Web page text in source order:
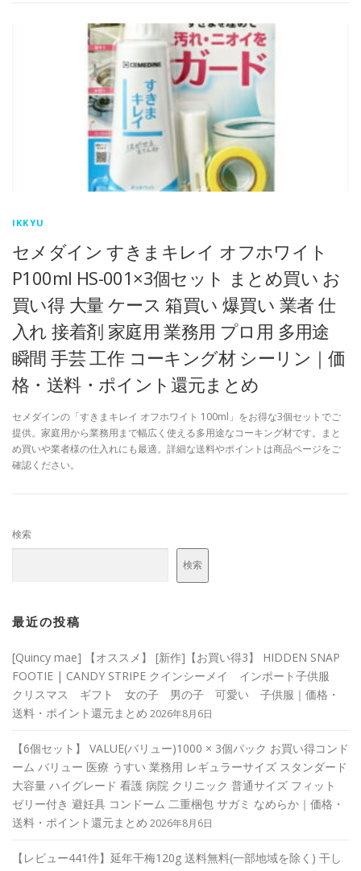
IKKYU
セメダイン すきまキレイ オフホワイト
P100ml HS-001×3個セット まとめ買い お
買い得 大量 ケース 箱買い 爆買い 業者 仕
入れ 接着剤 家庭用 業務用 プロ用 多用途
瞬間 手芸 工作 コーキング材 シーリン｜価
格・送料・ポイント還元まとめ
セメダインの「すきまキレイ オフホワイト 100ml」をお得な3個セットでご
提供。家庭用から業務用まで幅広く使える多用途なコーキング材です。まと
め買いや業者様の仕入れにも最適。詳細な送料やポイントは商品ページをご
確認ください。
検索
検索
最近の投稿
[Quincy mae] 【オススメ】 [新作]【お買い得3】 HIDDEN SNAP
FOOTIE | CANDY STRIPE クインシーメイ インポート子供服
クリスマス ギフト 女の子 男の子 可愛い 子供服｜価格・
送料・ポイント還元まとめ 2026年8月6日
【6個セット】 VALUE(バリュー)1000 × 3個パック お買い得コンド
ーム バリュー 医療 うすい 業務用 レギュラーサイズ スタンダード
大容量 ハイグレード 看護 病院 クリニック 普通サイズ フィット
ゼリー付き 避妊具 コンドーム 二重梱包 サガミ なめらか｜価格・
送料・ポイント還元まとめ 2026年8月6日
【レビュー441件】延年干梅120g 送料無料(一部地域を除く) 干し